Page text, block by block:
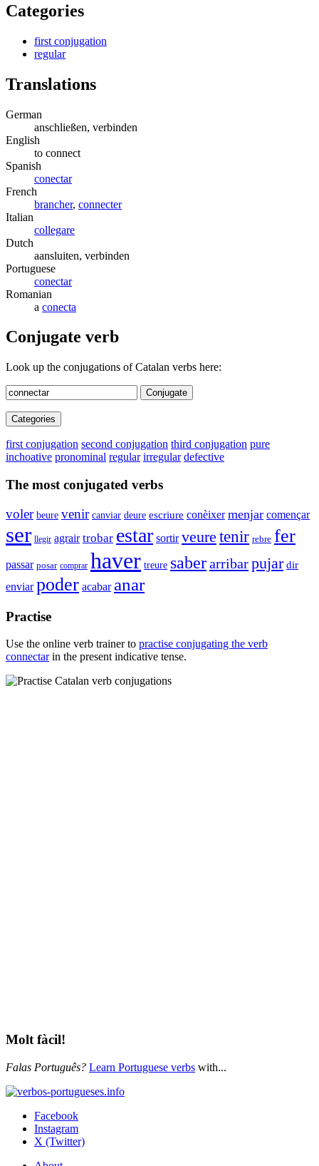
Categories
first conjugation
regular
Translations
German
anschließen, verbinden
English
to connect
Spanish
conectar
French
brancher, connecter
Italian
collegare
Dutch
aansluiten, verbinden
Portuguese
conectar
Romanian
a conecta
Conjugate verb
Look up the conjugations of Catalan verbs here:
Conjugate
Categories
first conjugation second conjugation third conjugation pure
inchoative pronominal regular irregular defective
The most conjugated verbs
voler beure venir canviar deure escriure conèixer menjar començar
ser llegir agrair trobar estar sortir veure tenir rebre fer
passar posar comprar haver treure saberarribarpujar dir
enviar poder acabar anar
Practise
Use the online verb trainer to practise conjugating the verb
connectarin the present indicative tense.
Molt fàcil!
Falas Português? Learn Portuguese verbs with...
Facebook
Instagram
X (Twitter)